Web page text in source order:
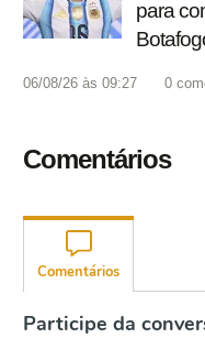
para
06/08/26 às 09:27 0
Comentários